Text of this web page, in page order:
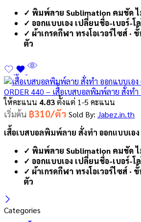
✓ พิมพ์ลาย Sublimation คมชัด
✓ ออกแบบเอง เปลี่ยนชื่อ-เบอร์-โ
✓ ผ้าเกรดกีฬา ทรงโอเวอร์ไซส์ ·
ตัว
ORDER 440 – เสื้อเบสบอลพิมพ์ลาย สั่งทำ
ให้คะแนน 4.83ตั้งแต่ 1-5 คะแนน
เริ่มต้น ฿310/ตัว Sold By: Jabez.in.th
เสื้อเบสบอลพิมพ์ลาย สั่งทำ ออกแบบเอง
✓ พิมพ์ลาย Sublimation คมชัด
✓ ออกแบบเอง เปลี่ยนชื่อ-เบอร์-โ
✓ ผ้าเกรดกีฬา ทรงโอเวอร์ไซส์ ·
ตัว
Categories